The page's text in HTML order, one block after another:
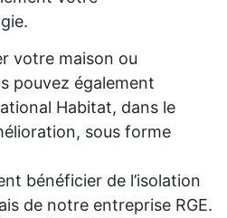
votre maison ou
pouvez également
Habitat, dans le
sous forme
bénéficier de l’isolation
de notre entreprise RGE.